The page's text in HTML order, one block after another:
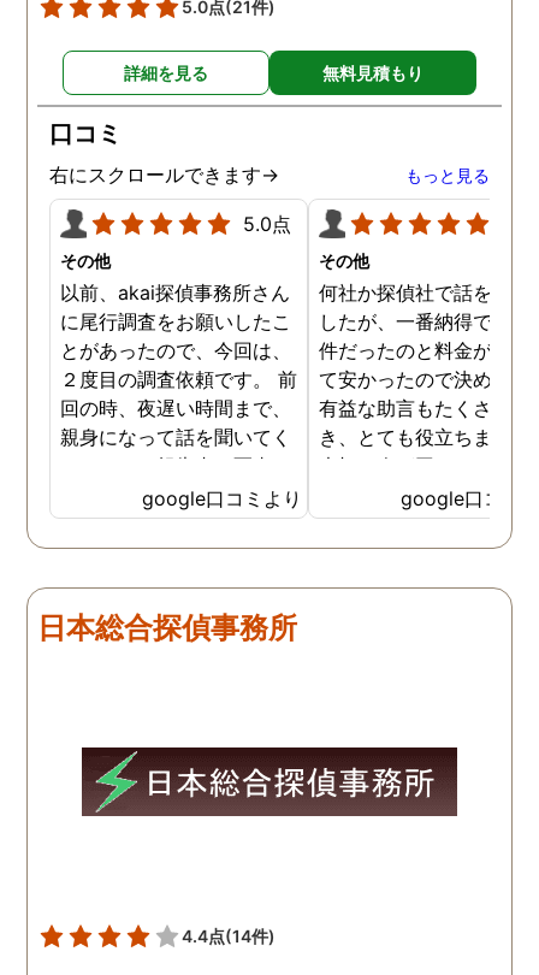
5.0点(21件)
詳細を見る 無料見積もり
口コミ
右にスクロールできます→ もっと見る
5.0点
その他
以前、akai探偵事務所さん
に尾行調査をお願いしたこ
とがあったので、今回は、
２度目の調査依頼です。 前
回の時、夜遅い時間まで、
親身になって話を聞いてく
れたのと、報告書の写真
が、場所が悪かったのに、
とても鮮明に写っていたの
で、再度、調査をお願いさ
度、自分でも行動パターン
の把握をしていましたが、
ズでした。 とくに、急なお
願いの時に人員を手配して
頂き、ホテルからの証拠を
後の事についてアドバイス
google口コミより
その他
何社か探偵社で話を聞き
したが、一番納得できる
件だったのと料金が比較
て安かったので決めまし
有益な助言もたくさん頂
き、とても役立ちました
大切な人が困っていたら
番に紹介したいと思える
偵事務所です
google口コミ
日本総合探偵事務所
4.4点(14件)